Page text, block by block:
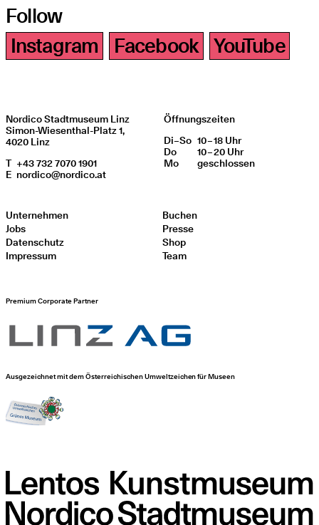
Follow
Instagram
Facebook YouTube
Nordico Stadtmuseum Linz
Simon-Wiesenthal-Platz 1,
4020 Linz
T +43 732 7070 1901
E nordico@nordico.at
Öffnungszeiten
WochentagÖffnungszeiten
Di–So 10 – 18 Uhr
Do
10 – 20 Uhr
Mo
geschlos­sen
Unternehmen
Jobs
Datenschutz
Impressum
Buchen
Presse
Shop
Team
Premium Corporate Partner
Ausgezeichnet mit dem Österreichischen Umweltzeichen für Museen